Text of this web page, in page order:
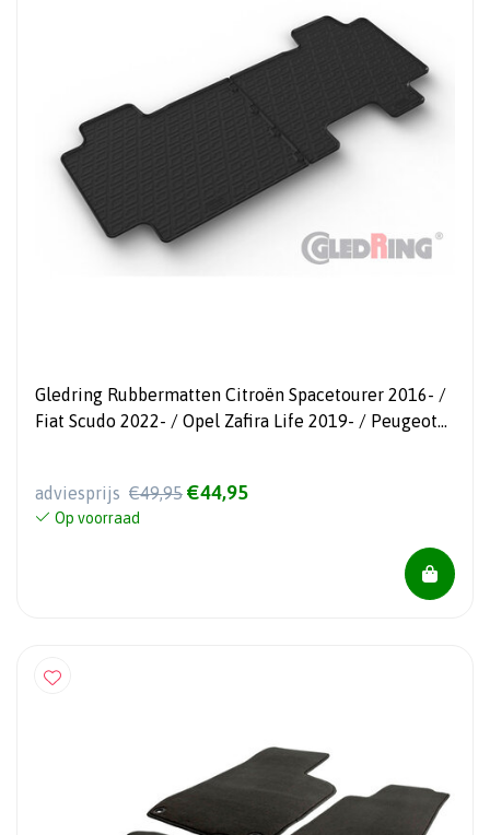
Gledring Rubbermatten Citroën Spacetourer 2016- /
Fiat Scudo 2022- / Opel Zafira Life 2019- / Peugeot
adviesprijs €49,95 €44,95
Op voorraad